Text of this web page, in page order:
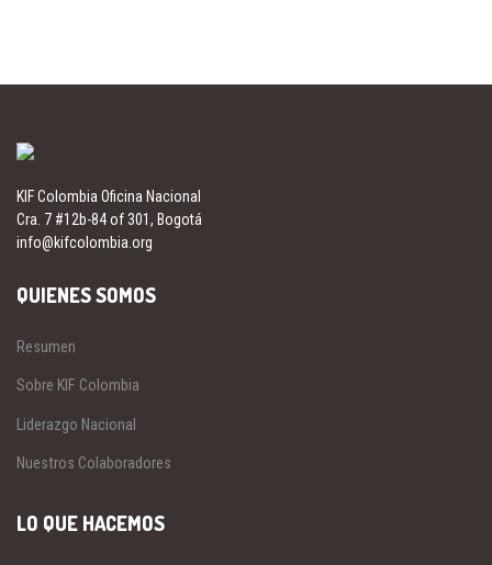
KIF Colombia Oficina Nacional
Cra. 7 #12b-84 of 301, Bogotá
info@kifcolombia.org
QUIENES SOMOS
Resumen
Sobre KIF Colombia
Liderazgo Nacional
Nuestros Colaboradores
LO QUE HACEMOS